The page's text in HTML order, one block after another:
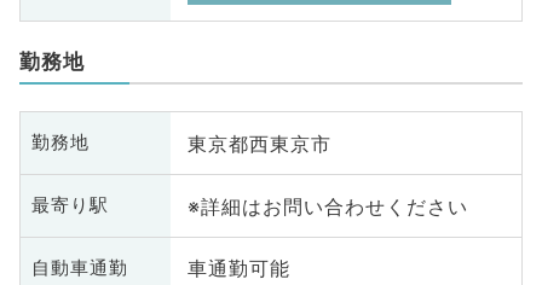
勤務地
勤務地 東京都西東京市
最寄り駅 ※詳細はお問い合わせください
自動車通勤 車通勤可能